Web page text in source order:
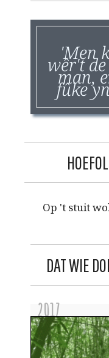
'Men
wêr't
man,
fûke
Op 't stuit
DAT WIE
2017